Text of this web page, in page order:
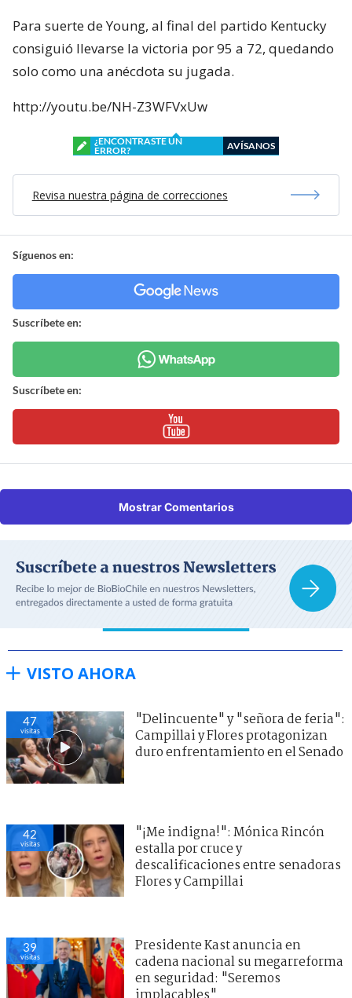
Para suerte de Young, al final del partido Kentucky
consiguió llevarse la victoria por 95 a 72, quedando
solo como una anécdota su jugada.
http://youtu.be/NH-Z3WFVxUw
¿ENCONTRASTE UN
ERROR?
AVÍSANOS
Revisa nuestra página de correcciones
Síguenos en:
Suscríbete en:
Suscríbete en:
Mostrar Comentarios
VISTO AHORA
47
visitas
"Delincuente" y "señora de feria":
Campillai y Flores protagonizan
duro enfrentamiento en el Senado
42
visitas
"¡Me indigna!": Mónica Rincón
estalla por cruce y
descalificaciones entre senadoras
Flores y Campillai
39
visitas
Presidente Kast anuncia en
cadena nacional su megarreforma
en seguridad: "Seremos